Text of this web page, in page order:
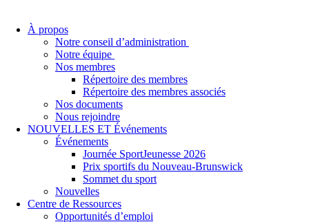
À propos
Notre conseil d’administration
Notre équipe
Nos membres
Répertoire des membres
Répertoire des membres associés
Nos documents
Nous rejoindre
NOUVELLES ET Événements
Événements
Journée SportJeunesse 2026
Prix sportifs du Nouveau-Brunswick
Sommet du sport
Nouvelles
Centre de Ressources
Opportunités d’emploi